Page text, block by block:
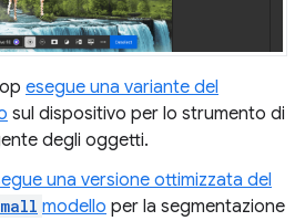
esegue una variante del
sul dispositivo per lo strumento di
degli oggetti.
una versione ottimizzata del
modello per la segmentazione